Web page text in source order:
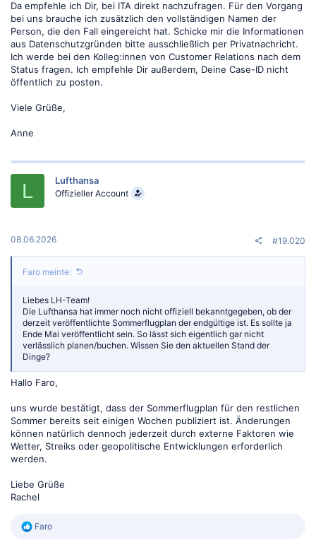
Da empfehle ich Dir, bei ITA direkt nachzufragen. Für den Vorgang
bei uns brauche ich zusätzlich den vollständigen Namen der
Person, die den Fall eingereicht hat. Schicke mir die Informationen
aus Datenschutzgründen bitte ausschließlich per Privatnachricht.
Ich werde bei den Kolleg:innen von Customer Relations nach dem
Status fragen. Ich empfehle Dir außerdem, Deine Case-ID nicht
öffentlich zu posten.
Viele Grüße,
Anne
L Lufthansa
Offizieller Account
08.06.2026 #19.020
Faro meinte:
Liebes LH-Team!
Die Lufthansa hat immer noch nicht offiziell bekanntgegeben, ob der
derzeit veröffentlichte Sommerflugplan der endgültige ist. Es sollte ja
Ende Mai veröffentlicht sein. So lässt sich eigentlich gar nicht
verlässlich planen/buchen. Wissen Sie den aktuellen Stand der
Dinge?
Hallo Faro,
uns wurde bestätigt, dass der Sommerflugplan für den restlichen
Sommer bereits seit einigen Wochen publiziert ist. Änderungen
können natürlich dennoch jederzeit durch externe Faktoren wie
Wetter, Streiks oder geopolitische Entwicklungen erforderlich
werden.
Liebe Grüße
Rachel
R
Faro